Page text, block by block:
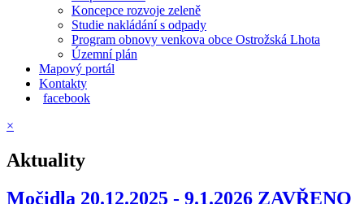
Koncepce rozvoje zeleně
Studie nakládání s odpady
Program obnovy venkova obce Ostrožská Lhota
Územní plán
Mapový portál
Kontakty
facebook
×
Aktuality
Močidla 20.12.2025 - 9.1.2026 ZAVŘENO